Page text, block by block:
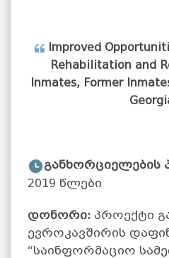
Improved
Rehabilitation and
Inmates, Former
განხორციელების
2019 წლები
დონორი: პროექტი
ევროკავშირის
“საინფორმაციო